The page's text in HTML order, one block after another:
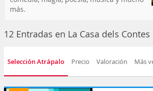
más.
c/ Ramón y Cajal 35 (Gràcia)
12 Entradas en La Casa dels Contes
Selección Atrápalo Precio Valoración Más